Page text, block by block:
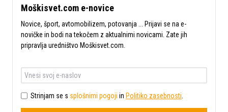
Moškisvet.com e-novice
Novice, šport, avtomobilizem, potovanja ... Prijavi se na e-
novičke in bodi na tekočem z aktualnimi novicami. Zate jih
pripravlja uredništvo Moškisvet.com.
Strinjam se s splošnimi pogoji in Politiko zasebnosti